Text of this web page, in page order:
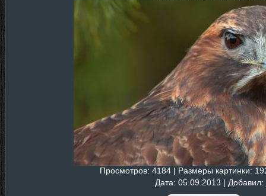
Просмотров: 4184 | Размеры картинки:
Дата: 05.09.2013 | Добавил: